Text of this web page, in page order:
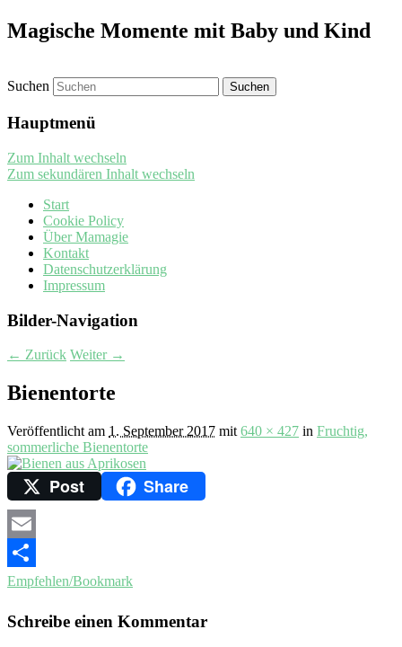
Magische Momente mit Baby und Kind
Suchen
Hauptmenü
Zum Inhalt wechseln
Zum sekundären Inhalt wechseln
Start
Cookie Policy
Über Mamagie
Kontakt
Datenschutzerklärung
Impressum
Bilder-Navigation
← Zurück Weiter →
Bienentorte
Veröffentlicht am 1. September 2017 mit 640 × 427 in Fruchtig,
sommerliche Bienentorte
Post Share
Email
Empfehlen/Bookmark
Schreibe einen Kommentar